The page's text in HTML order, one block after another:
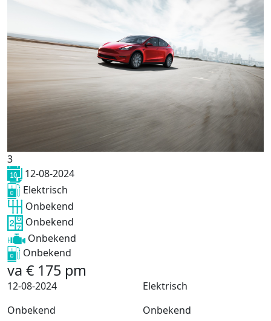
3
12-08-2024
Elektrisch
Onbekend
Onbekend
Onbekend
Onbekend
va € 175 pm
12-08-2024
Elektrisch
Onbekend
Onbekend